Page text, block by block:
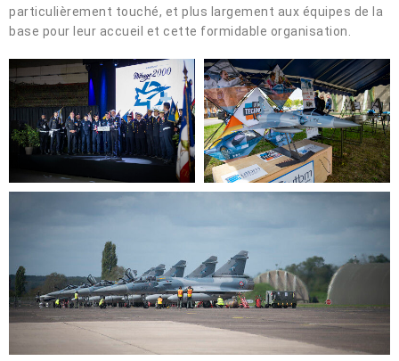
particulièrement touché, et plus largement aux équipes de la
base pour leur accueil et cette formidable organisation.